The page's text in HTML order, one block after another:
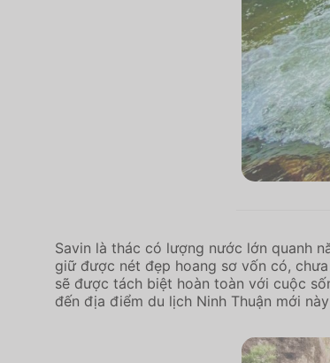
Savin là thác có lượng nước lớn quanh
giữ được nét đẹp hoang sơ vốn có,
sẽ được tách biệt hoàn toàn với cuộc
đến địa điểm du lịch Ninh Thuận mới